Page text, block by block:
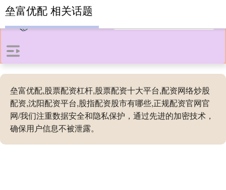
垒富优配,股票配资杠杆,股票配资十大平台,配资网络炒股
配资,沈阳配资平台,股指配资股市有哪些,正规配资官网官
网/我们注重数据安全和隐私保护，通过先进的加密技术，
确保用户信息不被泄露。
垒富优配 相关话题